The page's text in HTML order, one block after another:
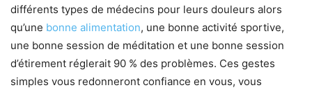
différents types de médecins pour leurs douleurs alors
qu’une bonne alimentation, une bonne activité sportive,
une bonne session de méditation et une bonne session
d’étirement réglerait 90 % des problèmes. Ces gestes
simples vous redonneront confiance en vous, vous